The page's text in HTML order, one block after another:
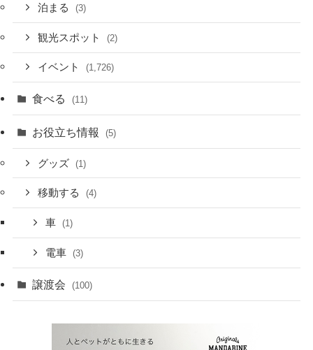
泊まる (3)
観光スポット (2)
イベント (1,726)
食べる (11)
お役立ち情報 (5)
グッズ (1)
移動する (4)
車 (1)
電車 (3)
譲渡会 (100)